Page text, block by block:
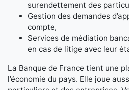
surendettement des
Gestion des demandes
compte,
Services de médiation
en cas de litige avec leur
La Banque de France tient une
l’économie du pays. Elle joue